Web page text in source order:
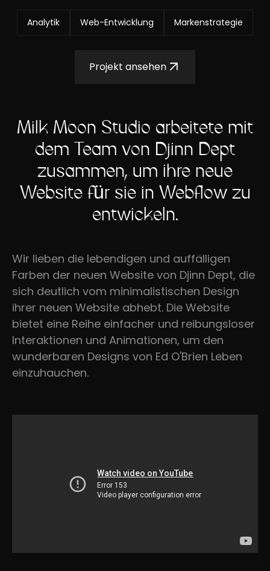
Analytik Web-Entwicklung Markenstrategie
Projekt ansehen
Milk Moon Studio arbeitete mit
dem Team von Djinn Dept
zusammen, um ihre neue
Website für sie in Webflow zu
entwickeln.
Wir lieben die lebendigen und auffälligen
Farben der neuen Website von Djinn Dept, die
sich deutlich vom minimalistischen Design
ihrer neuen Website abhebt. Die Website
bietet eine Reihe einfacher und reibungsloser
Interaktionen und Animationen, um den
wunderbaren Designs von Ed O'Brien Leben
einzuhauchen.